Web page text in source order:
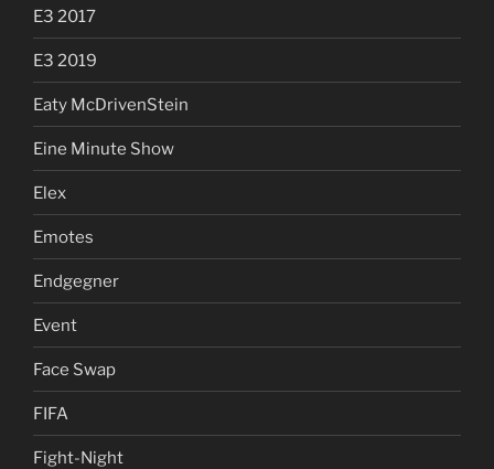
E3 2017
E3 2019
Eaty McDrivenStein
Eine Minute Show
Elex
Emotes
Endgegner
Event
Face Swap
FIFA
Fight-Night